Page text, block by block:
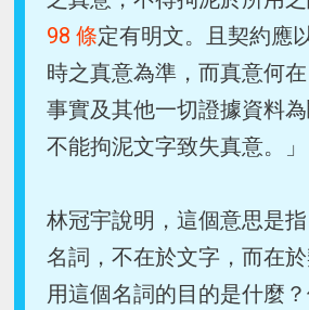
98 條定有明文。且契約應
時之真意為準，而真意何
事實及其他一切證據資料為
不能拘泥文字致失真意。」
林冠宇說明，這個意思是
名詞，不在於文字，而在
用這個名詞的目的是什麼